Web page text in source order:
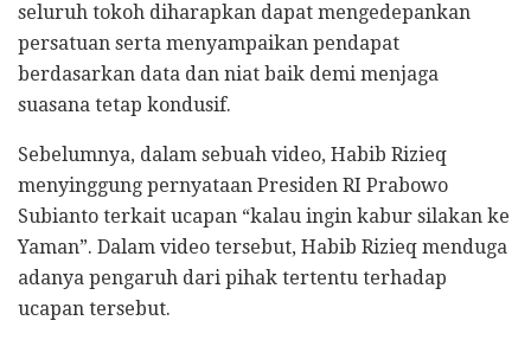
seluruh tokoh diharapkan dapat mengedepankan
persatuan serta menyampaikan pendapat
berdasarkan data dan niat baik demi menjaga
suasana tetap kondusif.
Sebelumnya, dalam sebuah video, Habib Rizieq
menyinggung pernyataan Presiden RI Prabowo
Subianto terkait ucapan “kalau ingin kabur silakan ke
Yaman”. Dalam video tersebut, Habib Rizieq menduga
adanya pengaruh dari pihak tertentu terhadap
ucapan tersebut.